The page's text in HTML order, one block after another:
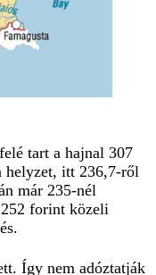
tart a hajnal 307
helyzet, itt 236,7-ről
már 235-nél
forint közeli
Így nem adóztatják